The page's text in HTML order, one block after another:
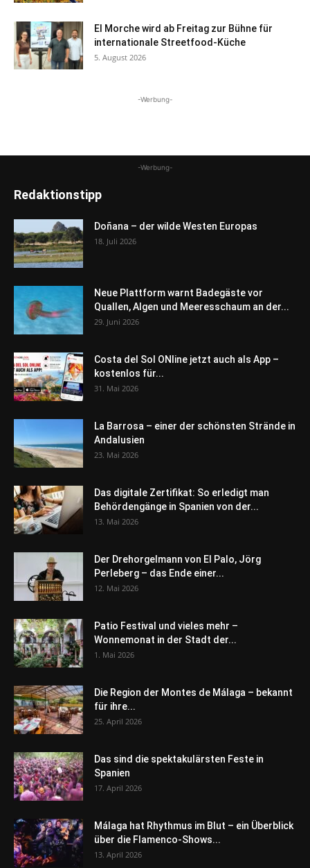
El Morche wird ab Freitag zur Bühne für
internationale Streetfood-Küche
5. August 2026
-Werbung-
-Werbung-
Redaktionstipp
Doñana – der wilde Westen Europas
18. Juli 2026
Neue Plattform warnt Badegäste vor
Quallen, Algen und Meeresschaum an der...
29. Juni 2026
Costa del Sol ONline jetzt auch als App –
kostenlos für...
31. Mai 2026
La Barrosa – einer der schönsten Strände in
Andalusien
23. Mai 2026
Das digitale Zertifikat: So erledigt man
Behördengänge in Spanien von der...
13. Mai 2026
Der Drehorgelmann von El Palo, Jörg
Perleberg – das Ende einer...
12. Mai 2026
Patio Festival und vieles mehr –
Wonnemonat in der Stadt der...
1. Mai 2026
Die Region der Montes de Málaga – bekannt
für ihre...
25. April 2026
Das sind die spektakulärsten Feste in
Spanien
17. April 2026
Málaga hat Rhythmus im Blut – ein Überblick
über die Flamenco-Shows...
13. April 2026